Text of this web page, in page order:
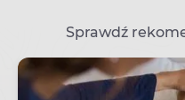
Sprawdź